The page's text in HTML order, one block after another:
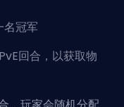
名冠军
回合，以获取物